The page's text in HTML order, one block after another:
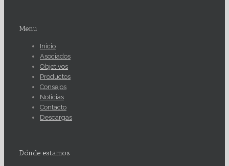
Menu
Inicio
Asociados
Objetivos
Productos
Consejos
Noticias
Contacto
Descargas
Dónde estamos